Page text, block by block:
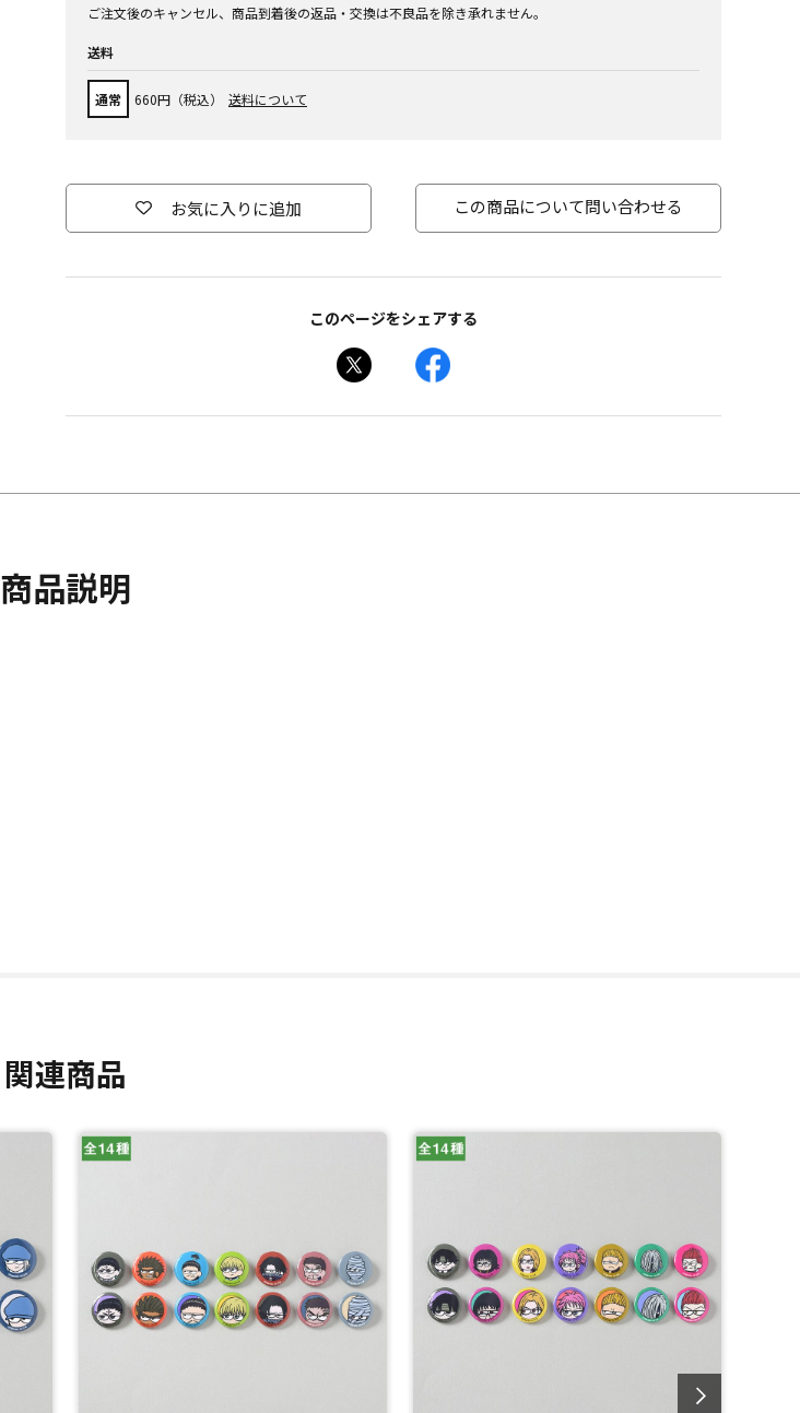
ご注文後のキャンセル、商品到着後の返品・交換は不良品を除き承れません。
送料
通常 660円（税込） 送料について
お気に入りに追加 この商品について問い合わせる
このページをシェアする
商品説明
関連商品